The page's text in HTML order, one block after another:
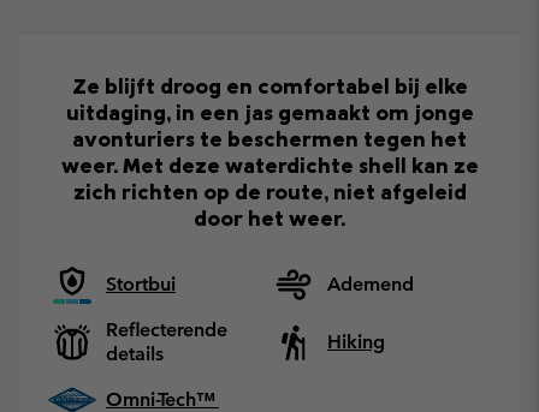
Ze blijft droog en comfortabel bij elke
uitdaging, in een jas gemaakt om jonge
avonturiers te beschermen tegen het
weer. Met deze waterdichte shell kan ze
zich richten op de route, niet afgeleid
door het weer.
Stortbui
Ademend
Reflecterende
details
Hiking
Omni-Tech™